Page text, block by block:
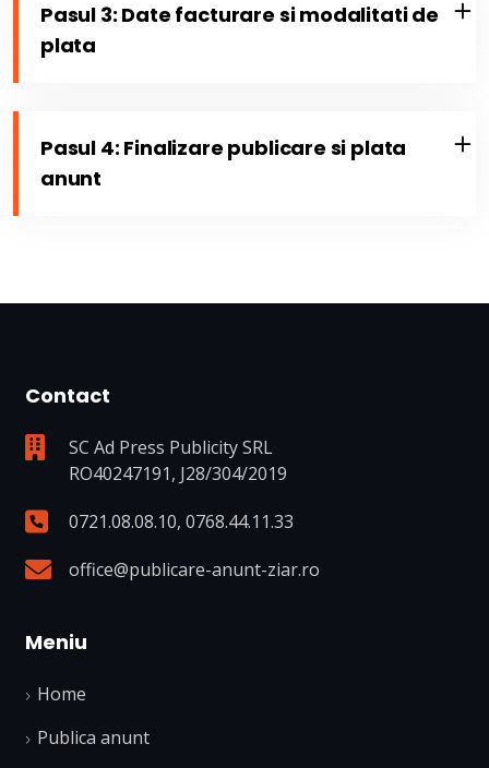
Pasul 3: Date facturare si modalitati de
plata
Pasul 4: Finalizare publicare si plata
anunt
Contact
SC Ad Press Publicity SRL
RO40247191, J28/304/2019
0721.08.08.10, 0768.44.11.33
office@publicare-anunt-ziar.ro
Meniu
Home
Publica anunt